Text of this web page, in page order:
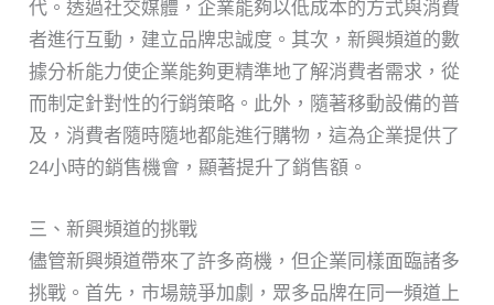
代。透過社交媒體，企業能夠以低成本的方式與消費
者進行互動，建立品牌忠誠度。其次，新興頻道的數
據分析能力使企業能夠更精準地了解消費者需求，從
而制定針對性的行銷策略。此外，隨著移動設備的普
及，消費者隨時隨地都能進行購物，這為企業提供了
24小時的銷售機會，顯著提升了銷售額。
三、新興頻道的挑戰
儘管新興頻道帶來了許多商機，但企業同樣面臨諸多
挑戰。首先，市場競爭加劇，眾多品牌在同一頻道上